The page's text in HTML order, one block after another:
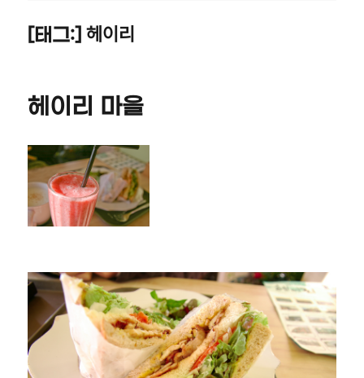
[태그:]헤이리
헤이리 마을